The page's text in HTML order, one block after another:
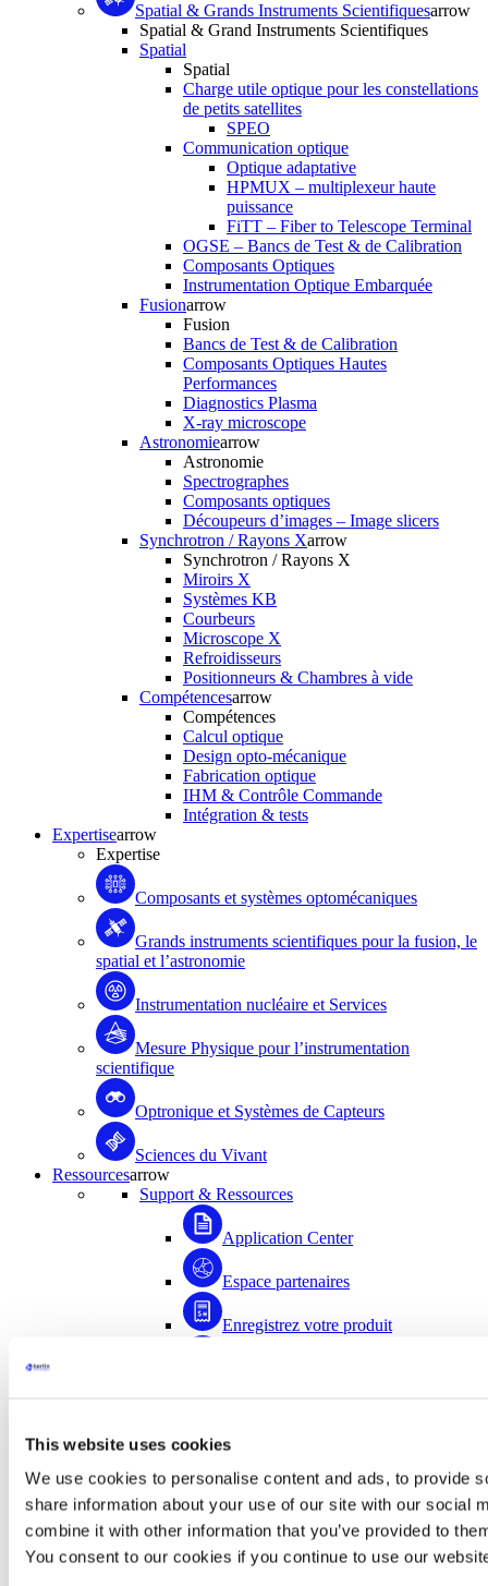
This website uses cookies
We use cookies to personalise content and ads, to provide
share information about your use of our site with our social
combine it with other information that you’ve provided to
You consent to our cookies if you continue to use our
Spatial & Grands Instruments Scientifiquesarrow
Spatial & Grand Instruments Scientifiques
Spatial
Spatial
Charge utile optique pour les constellations
de petits satellites
SPEO
Communication optique
Optique adaptative
HPMUX – multiplexeur haute
puissance
FiTT – Fiber to Telescope Terminal
OGSE – Bancs de Test & de Calibration
Composants Optiques
Instrumentation Optique Embarquée
Fusionarrow
Fusion
Bancs de Test & de Calibration
Composants Optiques Hautes
Performances
Diagnostics Plasma
X-ray microscope
Astronomiearrow
Astronomie
Spectrographes
Composants optiques
Découpeurs d’images – Image slicers
Synchrotron / Rayons Xarrow
Synchrotron / Rayons X
Miroirs X
Systèmes KB
Courbeurs
Microscope X
Refroidisseurs
Positionneurs & Chambres à vide
Compétencesarrow
Compétences
Calcul optique
Design opto-mécanique
Fabrication optique
IHM & Contrôle Commande
Intégration & tests
Expertisearrow
Expertise
Composants et systèmes optomécaniques
Grands instruments scientifiques pour la fusion, le
spatial et l’astronomie
Instrumentation nucléaire et Services
Mesure Physique pour l’instrumentation
scientifique
Optronique et Systèmes de Capteurs
Sciences du Vivant
Ressourcesarrow
Support & Ressources
Application Center
Espace partenaires
Enregistrez votre produit
Application Center
Accédez à plus de 1500 documents scientifiques
rédigés avec la contribution de la communauté
d’utilisateurs de Bertin Instruments !